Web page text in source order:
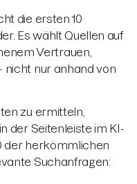
die ersten 10
Es wählt Quellen auf
Vertrauen,
nicht nur anhand von
zu ermitteln,
der Seitenleiste im KI-
der herkömmlichen
Suchanfragen: